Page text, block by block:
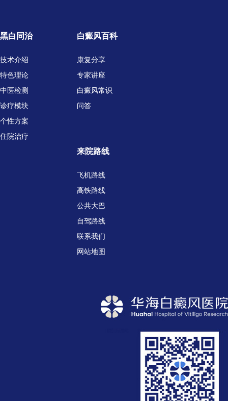
黑白同治
技术介绍
特色理论
中医检测
诊疗模块
个性方案
住院治疗
白癜风百科
康复分享
专家讲座
白癜风常识
问答
来院路线
飞机路线
高铁路线
公共大巴
自驾路线
联系我们
网站地图